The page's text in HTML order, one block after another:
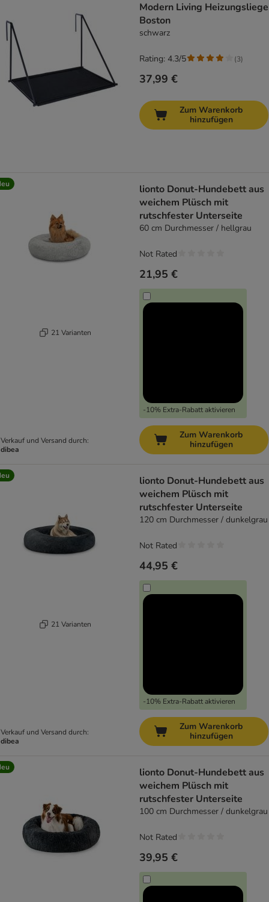
Modern Living Heizungsliege
Boston
schwarz
37,99 €
Rating: 4.3/5 (3)
Zum Warenkorb
hinzufügen
21 Varianten
Verkauf und Versand durch:
dibea
lionto Donut-Hundebett aus
weichem Plüsch mit
rutschfester Unterseite
60 cm Durchmesser / hellgrau
21,95 €
-10% Extra-Rabatt aktivieren
Not Rated
Zum Warenkorb
hinzufügen
21 Varianten
Verkauf und Versand durch:
dibea
lionto Donut-Hundebett aus
weichem Plüsch mit
rutschfester Unterseite
120 cm Durchmesser / dunkelgrau
44,95 €
-10% Extra-Rabatt aktivieren
Not Rated
Zum Warenkorb
hinzufügen
lionto Donut-Hundebett aus
weichem Plüsch mit
rutschfester Unterseite
100 cm Durchmesser / dunkelgrau
39,95 €
Not Rated